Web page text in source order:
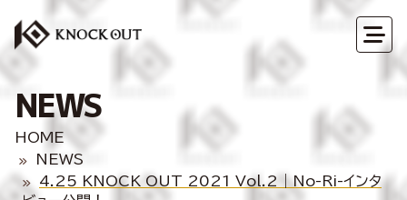
NEWS
HOME
NEWS
4.25 KNOCK OUT 2021 Vol.2｜No-Ri-インタ